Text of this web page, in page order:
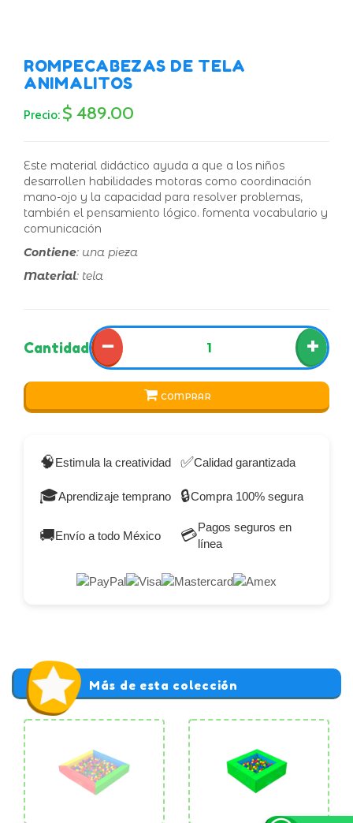
ROMPECABEZAS DE TELA
ANIMALITOS
Precio: $ 489.00
Este material didáctico ayuda a que a los niños
desarrollen habilidades motoras como coordinación
mano-ojo y la capacidad para resolver problemas,
también el pensamiento lógico. fomenta vocabulario y
comunicación
Contiene: una pieza
Material: tela
Cantidad − +
COMPRAR
🧠Estimula la creatividad ✅Calidad garantizada
🎓Aprendizaje temprano 🔒Compra 100% segura
🚚Envío a todo México 💳Pagos seguros en
línea
Más de esta colección